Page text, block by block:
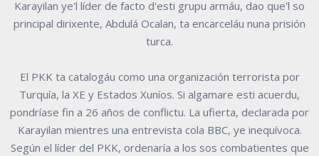
Karayilan ye'l líder de facto d'esti grupu armáu, dao que'l so
principal dirixente, Abdulá Ocalan, ta encarceláu nuna prisión
turca.
El PKK ta catalogáu como una organización terrorista por
Turquía, la XE y Estados Xuníos. Si algamare esti acuerdu,
pondríase fin a 26 años de conflictu. La ufierta, declarada por
Karayilan mientres una entrevista cola BBC, ye inequívoca.
Según el líder del PKK, ordenaría a los sos combatientes que